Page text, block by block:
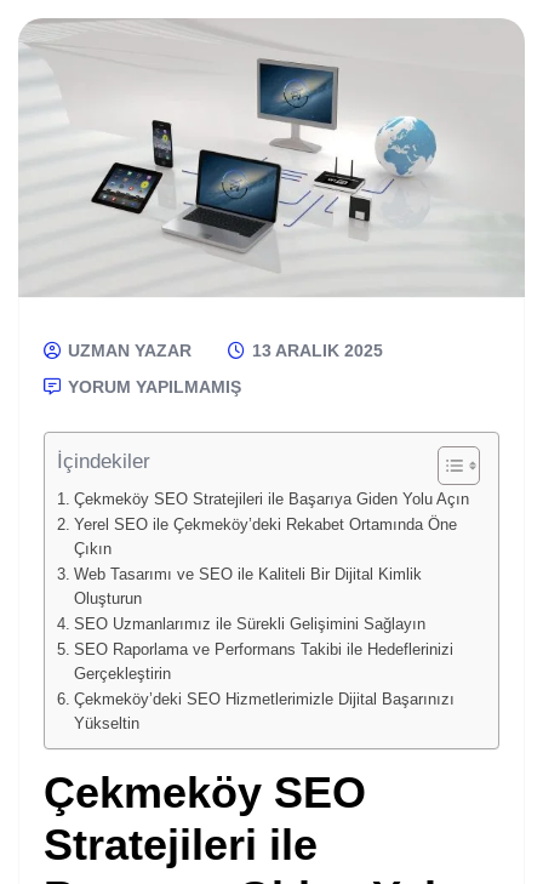
UZMAN YAZAR
13 ARALIK 2025
YORUM YAPILMAMIŞ
İçindekiler
Çekmeköy SEO Stratejileri ile Başarıya Giden Yolu Açın
Yerel SEO ile Çekmeköy’deki Rekabet Ortamında Öne
Çıkın
Web Tasarımı ve SEO ile Kaliteli Bir Dijital Kimlik
Oluşturun
SEO Uzmanlarımız ile Sürekli Gelişimini Sağlayın
SEO Raporlama ve Performans Takibi ile Hedeflerinizi
Gerçekleştirin
Çekmeköy’deki SEO Hizmetlerimizle Dijital Başarınızı
Yükseltin
Çekmeköy SEO
Stratejileri ile